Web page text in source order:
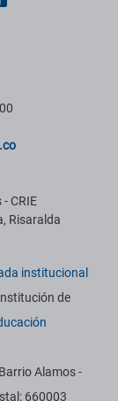
CRIE
Risaralda
institucional
de
Alamos -
660003